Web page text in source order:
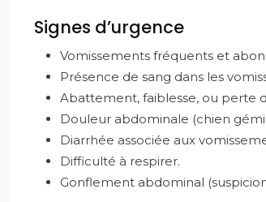
Signes d’urgence
Vomissements fréquents et
Présence de sang dans les
Abattement, faiblesse, ou perte
Douleur abdominale (chien
Diarrhée associée aux
Difficulté à respirer.
Gonflement abdominal